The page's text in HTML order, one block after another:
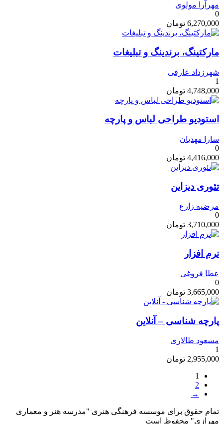
مهرآرا مولوی
0
6,270,000 تومان
مارکتینگ، برندینگ و تبلیغات
شهرزداد عارفی
1
4,748,000 تومان
استودیو طراحی لباس و پارچه
سارا مهدیان
0
4,416,000 تومان
تئوری دیزاین
مرضیه زارع
0
3,710,000 تومان
نرم افزار
عطا فروغی
0
3,665,000 تومان
پارچه شناسی – آنلاین
مسعود طالاری
1
2,955,000 تومان
1
2
→
تمام حقوق برای موسسه فرهنگی هنری "مدرسه هنر و معماری
مهرازی" محفوظ است